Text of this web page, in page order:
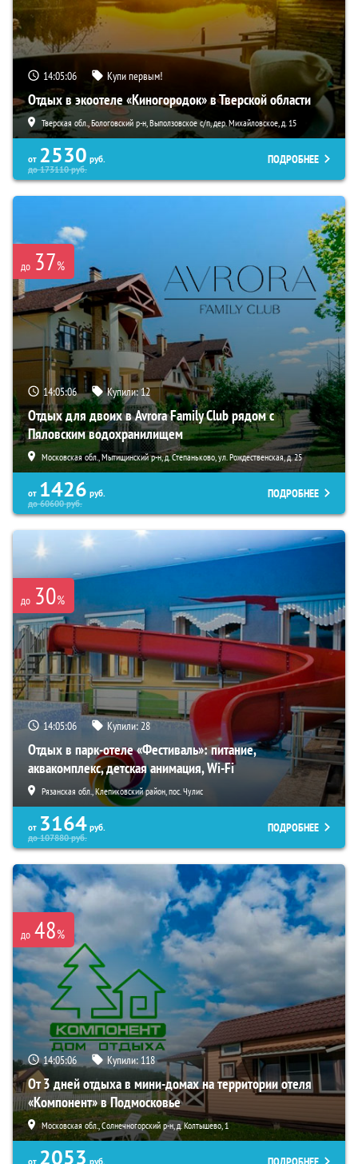
14:05:04 Купи первым!
Отдых в экоотеле «Киногородок» в Тверской области
Тверская обл., Бологовский р-н, Выползовское с/п, дер. Михайловское, д. 15
от 2530 руб.
до173110руб.
ПОДРОБНЕЕ
до 37%
14:05:04 Купили:12
Отдых для двоих в Avrora Family Club рядом с
Пяловским водохранилищем
Московская обл., Мытищинский р-н, д. Степаньково, ул. Рождественская, д. 25
от 1426 руб.
до60600руб.
ПОДРОБНЕЕ
до 30%
14:05:04 Купили:28
Отдых в парк-отеле «Фестиваль»: питание,
аквакомплекс, детская анимация, Wi-Fi
Рязанская обл., Клепиковский район, пос. Чулис
от 3164 руб.
до107880руб.
ПОДРОБНЕЕ
до 48%
14:05:04 Купили: 118
От 3 дней отдыха в мини-домах на территории отеля
«Компонент» в Подмосковье
Московская обл., Солнечногорский р-н, д. Колтышево, 1
от 2053 руб.